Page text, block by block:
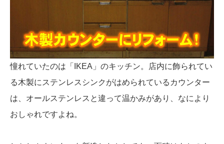
憧れていたのは「IKEA」のキッチン。店内に飾られてい
る木製にステンレスシンクがはめられているカウンター
は、オールステンレスと違って温かみがあり、なにより
おしゃれですよね。